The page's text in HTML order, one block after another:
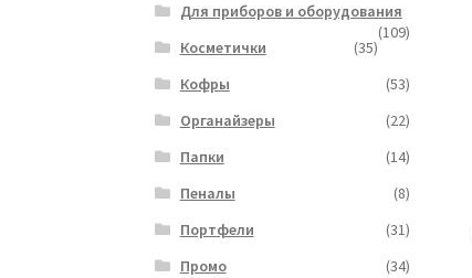
Для приборов и оборудования
(109)
Косметички
(35)
Кофры
(53)
Органайзеры
(22)
Папки
(14)
Пеналы
(8)
Портфели
(31)
Промо
(34)